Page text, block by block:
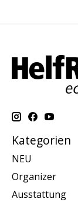
Kategorien
NEU
Organizer
Ausstattung